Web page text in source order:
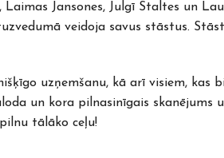
Jansones, Julgī Staltes un
veidoja savus stāstus.
uzņemšanu, kā arī visiem, kas
un kora pilnasinīgais skanējums
tālāko ceļu!